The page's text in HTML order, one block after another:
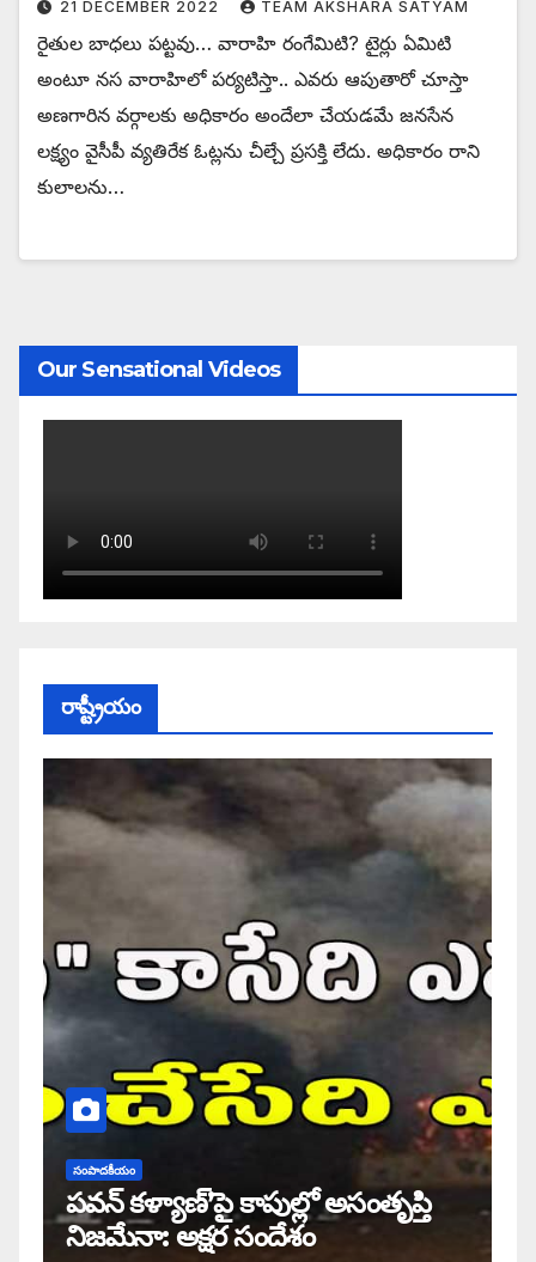
21 DECEMBER 2022 TEAM AKSHARA SATYAM
రైతుల బాధలు పట్టవు… వారాహి రంగేమిటి? టైర్లు ఏమిటి
అంటూ నస వారాహిలో పర్యటిస్తా.. ఎవరు ఆపుతారో చూస్తా
అణగారిన వర్గాలకు అధికారం అందేలా చేయడమే జనసేన
లక్ష్యం వైసీపీ వ్యతిరేక ఓట్లను చీల్చే ప్రసక్తి లేదు. అధికారం రాని
కులాలను…
Our Sensational Videos
రాష్ట్రీయం
సంపాదకీయం
పవన్ కళ్యాణ్’పై కాపుల్లో అసంతృప్తి
నిజమేనా: అక్షర సందేశం